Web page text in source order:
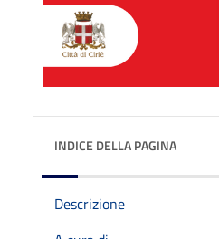
INDICE DELLA PAGINA
Descrizione